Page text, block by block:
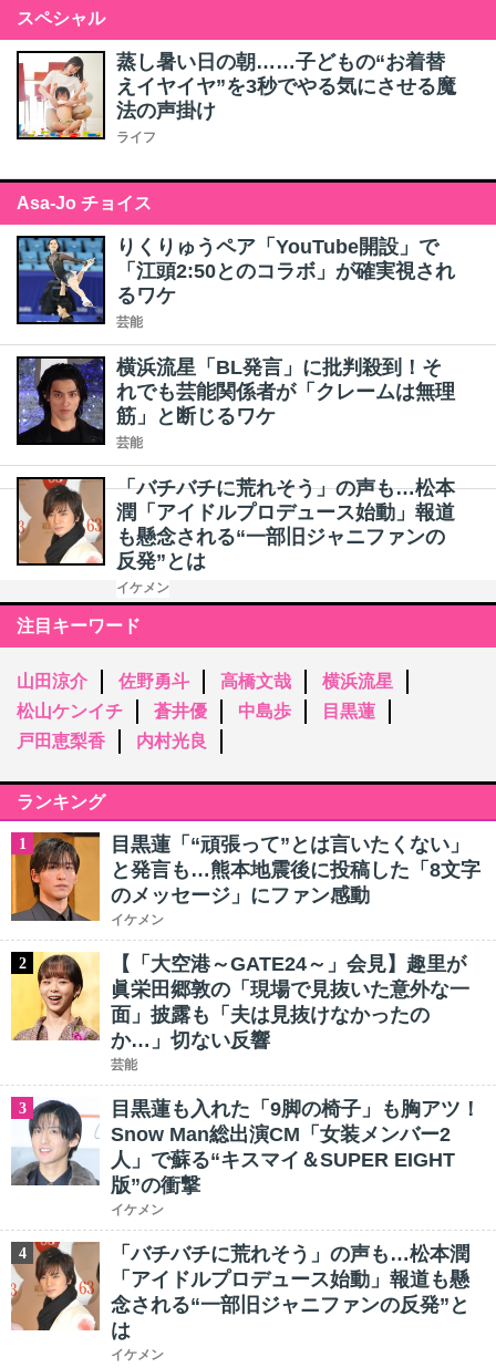
スペシャル
蒸し暑い日の朝……子どもの“お着替
えイヤイヤ”を3秒でやる気にさせる魔
法の声掛け
ライフ
Asa-Jo チョイス
りくりゅうペア「YouTube開設」で
「江頭2:50とのコラボ」が確実視され
るワケ
芸能
横浜流星「BL発言」に批判殺到！そ
れでも芸能関係者が「クレームは無理
筋」と断じるワケ
芸能
「バチバチに荒れそう」の声も…松本
潤「アイドルプロデュース始動」報道
も懸念される“一部旧ジャニファンの
反発”とは
イケメン
注目キーワード
山田涼介 佐野勇斗 高橋文哉
横浜流星
松山ケンイチ
蒼井優 中島歩
目黒蓮
戸田恵梨香
内村光良
ランキング
1
目黒蓮「“頑張って”とは言いたくない」
と発言も…熊本地震後に投稿した「8文字
のメッセージ」にファン感動
イケメン
2
【「大空港～GATE24～」会見】趣里が
眞栄田郷敦の「現場で見抜いた意外な一
面」披露も「夫は見抜けなかったの
か…」切ない反響
芸能
3
目黒蓮も入れた「9脚の椅子」も胸アツ！
Snow Man総出演CM「女装メンバー2
人」で蘇る“キスマイ＆SUPER EIGHT
版”の衝撃
イケメン
4
「バチバチに荒れそう」の声も…松本潤
「アイドルプロデュース始動」報道も懸
念される“一部旧ジャニファンの反発”と
は
イケメン